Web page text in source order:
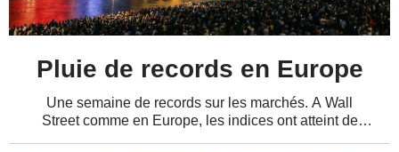
Pluie de records en Europe
Une semaine de records sur les marchés. A Wall
Street comme en Europe, les indices ont atteint de